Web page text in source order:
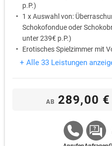
p.P.)
1 x Auswahl von:
Schokofondue oder
unter 239€ p.P.)
Erotisches Spielzimmer mit
Schwalldusche mit
+ Alle 33 Leistungen
AB 289,00 €